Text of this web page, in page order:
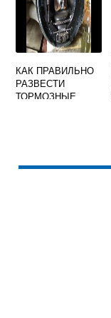
КАК ПРАВИЛЬНО
РАЗВЕСТИ
ТОРМОЗНЫЕ